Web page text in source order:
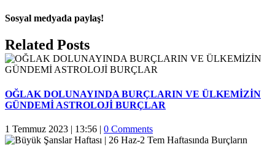
Sosyal medyada paylaş!
Facebook
Twitter
Reddit
LinkedIn
WhatsApp
Pinterest
Email
Related Posts
OĞLAK DOLUNAYINDA BURÇLARIN VE ÜLKEMİZİN
GÜNDEMİ ASTROLOJİ BURÇLAR
1 Temmuz 2023 | 13:56 | 0 Comments